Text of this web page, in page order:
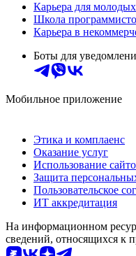
Карьера для
Школа
Карьера в
Боты для
Мобильное приложение
Этика и комплаенс
Оказание услуг
Использование
Защита
Пользовательское
ИТ аккредитация
На информационном
сведений, относящихся к